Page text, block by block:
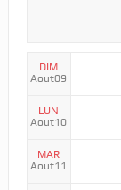
DIM
Aout09
LUN
Aout10
MAR
Aout11